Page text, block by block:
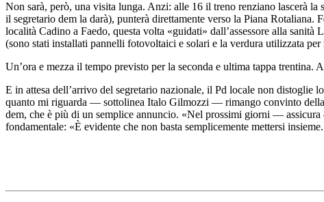
Non sarà, però, una visita lunga. Anzi: alle 16 il treno renziano lascerà
il segretario dem la darà), punterà direttamente verso la Piana
località Cadino a Faedo, questa volta «guidati» dall’assessore alla
(sono stati installati pannelli fotovoltaici e solari e la verdura utilizzata
Un’ora e mezza il tempo previsto per la seconda e ultima tappa
E in attesa dell’arrivo del segretario nazionale, il Pd locale non distoglie
quanto mi riguarda — sottolinea Italo Gilmozzi — rimango convinto della
dem, che è più di un semplice annuncio. «Nel prossimi giorni —
fondamentale: «È evidente che non basta semplicemente mettersi